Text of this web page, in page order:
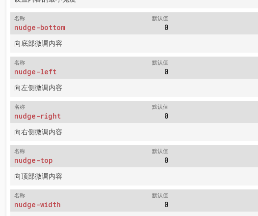
名称
nudge-bottom
默认值
0
向底部微调内容
名称
nudge-left
默认值
0
向左侧微调内容
名称
nudge-right
默认值
0
向右侧微调内容
名称
nudge-top
默认值
0
向顶部微调内容
名称
nudge-width
默认值
0